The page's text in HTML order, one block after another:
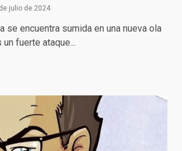
julio de 2024
se encuentra sumida en una nueva ola
fuerte ataque...